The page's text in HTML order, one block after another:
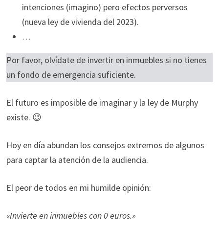
intenciones (imagino) pero efectos perversos
(nueva ley de vivienda del 2023).
…
Por favor, olvídate de invertir en inmuebles si no tienes
un fondo de emergencia suficiente.
El futuro es imposible de imaginar y la ley de Murphy
existe. 😉
Hoy en día abundan los consejos extremos de algunos
para captar la atención de la audiencia.
El peor de todos en mi humilde opinión:
«Invierte en inmuebles con 0 euros.»
ofertas
personalizados.